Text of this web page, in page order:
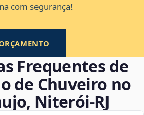
com segurança!
Frequentes de
de Chuveiro no
Niterói‑RJ